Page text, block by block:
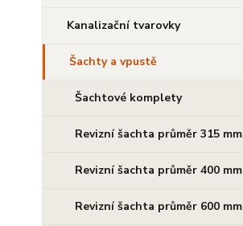
Kanalizační tvarovky
Šachty a vpustě
Šachtové komplety
Revizní šachta průměr 315 mm
Revizní šachta průměr 400 mm
Revizní šachta průměr 600 mm